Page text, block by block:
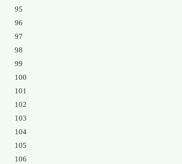
95
96
97
98
99
100
101
102
103
104
105
106